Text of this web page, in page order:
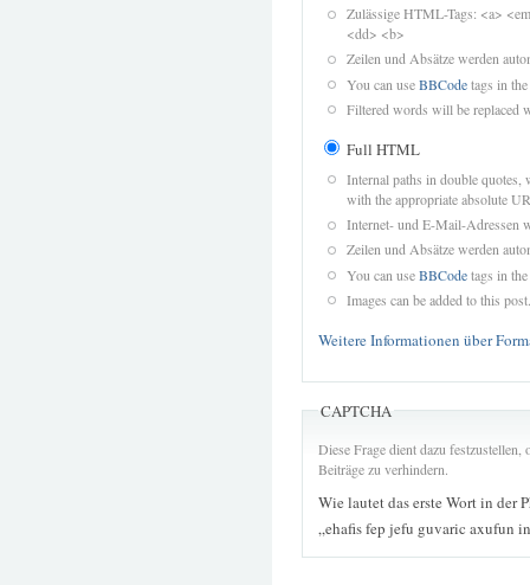
Zulässige HTML-Tags: <a>
<dd> <b>
Zeilen und Absätze werden
You can useBBCodetags in
Filtered words will be replaced
Full HTML
Internal paths in double quotes,
with the appropriate absolute
Internet- und E-Mail-Adressen
Zeilen und Absätze werden
You can useBBCodetags in
Images can be added to this post.
Weitere Informationen über
CAPTCHA
Diese Frage dient dazu
Beiträge zu verhindern.
Wie lautet das erste Wort in der
„ehafis fep jefu guvaric axufun